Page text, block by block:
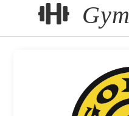
Gym